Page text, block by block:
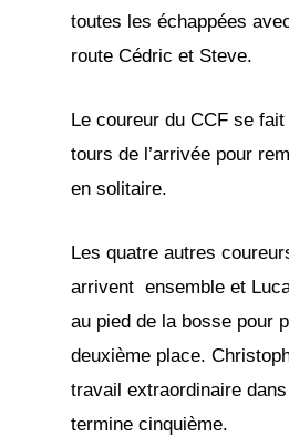
toutes les échappées
route Cédric et Steve.
Le coureur du CCF se
tours de l’arrivée pour
en solitaire.
Les quatre autres
arrivent ensemble et
au pied de la bosse pour
deuxième place.
travail extraordinaire dans
termine cinquième.